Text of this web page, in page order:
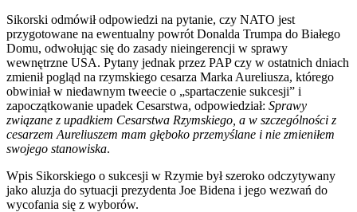
Sikorski odmówił odpowiedzi na pytanie, czy NATO jest
przygotowane na ewentualny powrót Donalda Trumpa do Białego
Domu, odwołując się do zasady nieingerencji w sprawy
wewnętrzne USA. Pytany jednak przez PAP czy w ostatnich dniach
zmienił pogląd na rzymskiego cesarza Marka Aureliusza, którego
obwiniał w niedawnym tweecie o „spartaczenie sukcesji” i
zapoczątkowanie upadek Cesarstwa, odpowiedział: Sprawy
związane z upadkiem Cesarstwa Rzymskiego, a w szczególności z
cesarzem Aureliuszem mam głęboko przemyślane i nie zmieniłem
swojego stanowiska.
Wpis Sikorskiego o sukcesji w Rzymie był szeroko odczytywany
jako aluzja do sytuacji prezydenta Joe Bidena i jego wezwań do
wycofania się z wyborów.